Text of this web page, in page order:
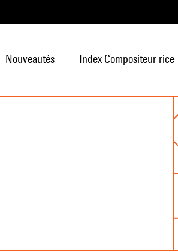
Nouveautés Index Compositeur·rice